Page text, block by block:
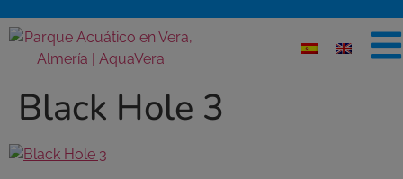
Black Hole 3